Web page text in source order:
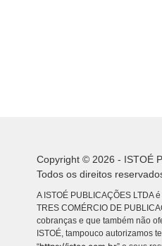
Copyright © 2026 - ISTOÉ
Todos os direitos
A ISTOÉ PUBLICAÇÕES LTDA
TRES COMÉRCIO DE
cobranças e que também não
ISTOÉ, tampouco autorizamos